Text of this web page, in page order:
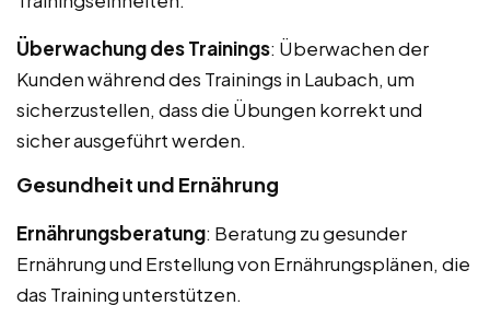
Überwachung des Trainings: Überwachen der
Kunden während des Trainings in Laubach, um
sicherzustellen, dass die Übungen korrekt und
sicher ausgeführt werden.
Gesundheit und Ernährung
Ernährungsberatung: Beratung zu gesunder
Ernährung und Erstellung von Ernährungsplänen, die
das Training unterstützen.